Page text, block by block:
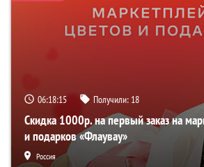
06:18:14 Получили: 18
Скидка 1000р. на первый заказ на
и подарков «Флаувау»
Россия